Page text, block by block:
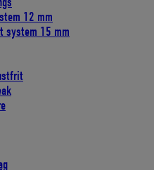
12 mm
system 15 mm